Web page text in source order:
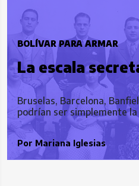
BOLÍVAR PARA ARMAR
La escala
Bruselas, Barcelona,
podrían ser simplemente
Por Mariana Iglesias